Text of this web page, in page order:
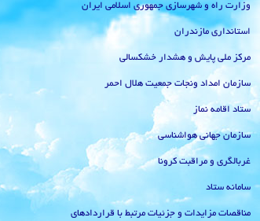
وزارت راه و شهرسازی جمهوری اسلامی ایران
استانداری مازندران
مرکز ملی پایش و هشدار خشکسالی
سازمان امداد ونجات جمعیت هلال احمر
ستاد اقامه نماز
سازمان جهانی هواشناسی
غربالگری و مراقبت کرونا
سامانه ستاد
مناقصات مزایدات و جزئیات مرتبط با قراردادهای